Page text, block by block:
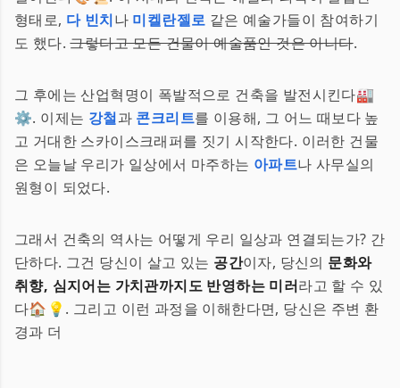
형태로, 다 빈치나 미켈란젤로 같은 예술가들이 참여하기
도 했다.그렇다고 모든 건물이 예술품인 것은 아니다.
그 후에는 산업혁명이 폭발적으로 건축을 발전시킨다🏭
⚙️. 이제는 강철과 콘크리트를 이용해, 그 어느 때보다 높
고 거대한 스카이스크래퍼를 짓기 시작한다. 이러한 건물
은 오늘날 우리가 일상에서 마주하는 아파트나 사무실의
원형이 되었다.
그래서 건축의 역사는 어떻게 우리 일상과 연결되는가? 간
단하다. 그건 당신이 살고 있는 공간이자, 당신의 문화와
취향, 심지어는 가치관까지도 반영하는 미러라고 할 수 있
다🏠💡. 그리고 이런 과정을 이해한다면, 당신은 주변 환
경과 더